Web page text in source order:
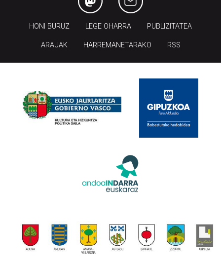
HONI BURUZ LEGE OHARRA PUBLIZITATEA
ARAUAK HARREMANETARAKO RSS